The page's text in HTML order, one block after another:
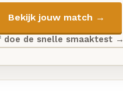
Bekijk jouw match →
doe de snelle smaaktest →